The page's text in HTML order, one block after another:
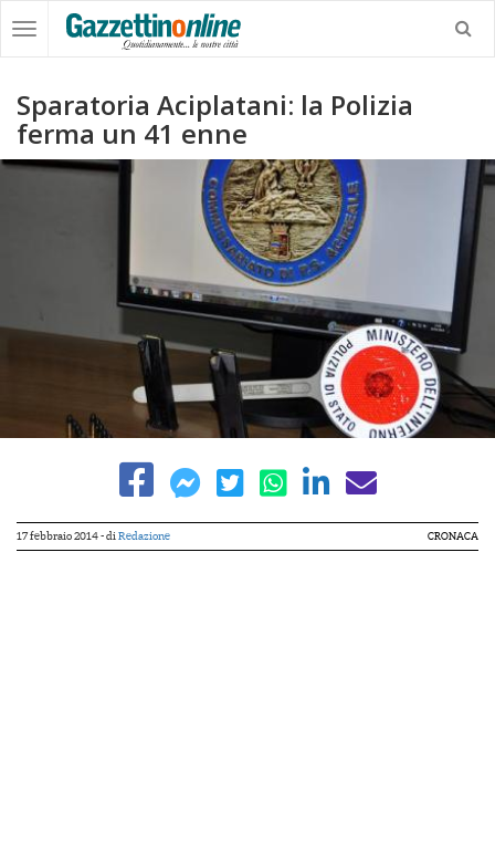
Sparatoria Aciplatani: la Polizia
ferma un 41 enne
17 febbraio 2014- di Redazione CRONACA